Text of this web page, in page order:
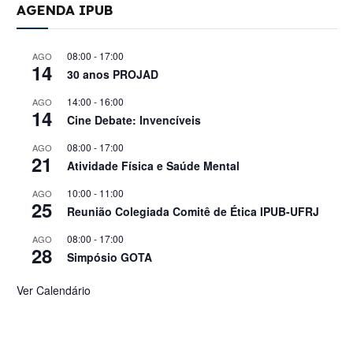
AGENDA IPUB
AGO
14
08:00 - 17:00
30 anos PROJAD
AGO
14
14:00 - 16:00
Cine Debate: Invencíveis
AGO
21
08:00 - 17:00
Atividade Física e Saúde Mental
AGO
25
10:00 - 11:00
Reunião Colegiada Comitê de Ética IPUB-UFRJ
AGO
28
08:00 - 17:00
Simpósio GOTA
Ver Calendário